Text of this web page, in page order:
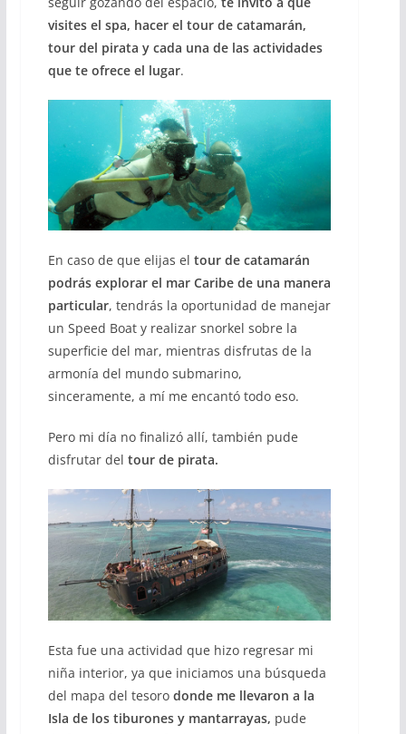
visites el spa, hacer el tour de catamarán,
tour del pirata y cada una de las actividades
que te ofrece el lugar.
En caso de que elijas el tour de catamarán
podrás explorar el mar Caribe de una manera
particular, tendrás la oportunidad de manejar
un Speed Boat y realizar snorkel sobre la
superficie del mar, mientras disfrutas de la
armonía del mundo submarino,
sinceramente, a mí me encantó todo eso.
Pero mi día no finalizó allí, también pude
disfrutar del tour de pirata.
Esta fue una actividad que hizo regresar mi
niña interior, ya que iniciamos una búsqueda
del mapa del tesoro donde me llevaron a la
Isla de los tiburones y mantarrayas, pude